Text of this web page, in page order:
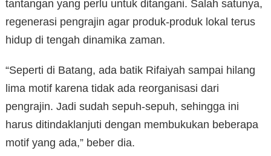
tantangan yang perlu untuk ditangani. Salah satunya,
regenerasi pengrajin agar produk-produk lokal terus
hidup di tengah dinamika zaman.
“Seperti di Batang, ada batik Rifaiyah sampai hilang
lima motif karena tidak ada reorganisasi dari
pengrajin. Jadi sudah sepuh-sepuh, sehingga ini
harus ditindaklanjuti dengan membukukan beberapa
motif yang ada,” beber dia.